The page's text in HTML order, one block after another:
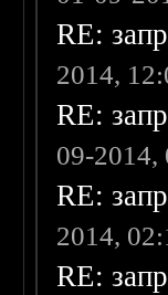
RE:
2014,
RE:
09-2014,
RE:
2014,
RE: